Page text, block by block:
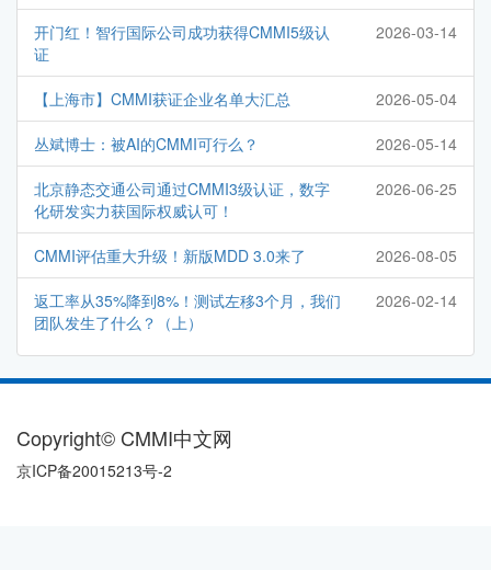
开门红！智行国际公司成功获得CMMI5级认
证
2026-03-14
【上海市】CMMI获证企业名单大汇总 2026-05-04
丛斌博士：被AI的CMMI可行么？ 2026-05-14
北京静态交通公司通过CMMI3级认证，数字
化研发实力获国际权威认可！
2026-06-25
CMMI评估重大升级！新版MDD 3.0来了 2026-08-05
返工率从35%降到8%！测试左移3个月，我们
团队发生了什么？（上）
2026-02-14
Copyright© CMMI中文网
京ICP备20015213号-2